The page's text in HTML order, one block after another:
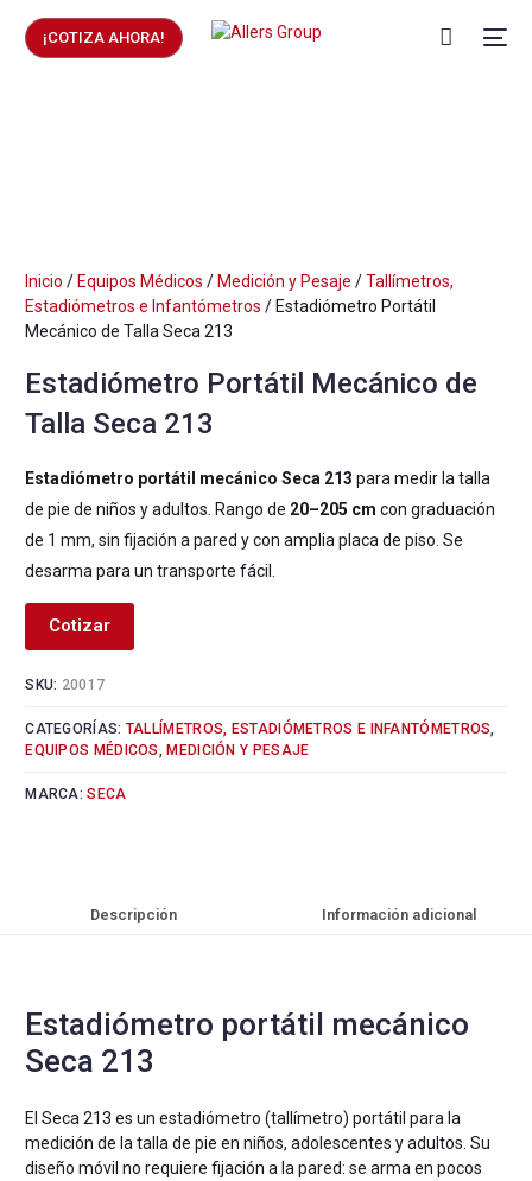
¡COTIZA AHORA!
Inicio / Equipos Médicos / Medición y Pesaje /Tallímetros,
Estadiómetros e Infantómetros / Estadiómetro Portátil
Mecánico de Talla Seca 213
Estadiómetro Portátil Mecánico de
Talla Seca 213
Estadiómetro portátil mecánico Seca 213 para medir la talla
de pie de niños y adultos. Rango de 20–205 cm con graduación
de 1 mm, sin fijación a pared y con amplia placa de piso. Se
desarma para un transporte fácil.
Cotizar
SKU: 20017
CATEGORÍAS: TALLÍMETROS, ESTADIÓMETROS E INFANTÓMETROS,
EQUIPOS MÉDICOS, MEDICIÓN Y PESAJE
MARCA:SECA
Descripción Información adicional
Estadiómetro portátil mecánico
Seca 213
El Seca 213 es un estadiómetro (tallímetro) portátil para la
medición de la talla de pie en niños, adolescentes y adultos. Su
diseño móvil no requiere fijación a la pared: se arma en pocos